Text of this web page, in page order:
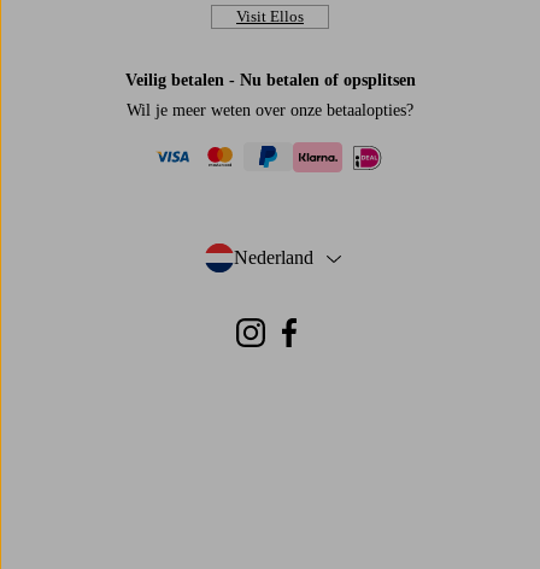
Visit Ellos
Veilig betalen - Nu betalen of opsplitsen
Wil je meer weten over onze betaalopties?
Nederland
- Selecteer land